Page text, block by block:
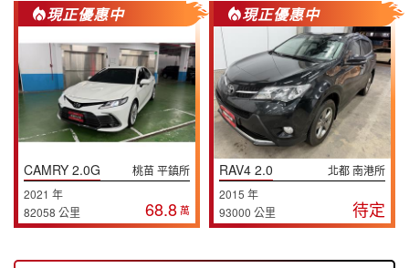
現正優惠中
CAMRY 2.0G
桃苗 平鎮所
2021 年
82058 公里
68.8 萬
現正優惠中
RAV4 2.0
北都 南港所
2015 年
93000 公里
待定